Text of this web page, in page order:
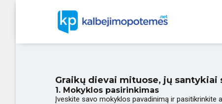
Graikų dievai mituose, jų santykiai
1. Mokyklos pasirinkimas
Įveskite savo mokyklos pavadinimą ir pasitikrinkite